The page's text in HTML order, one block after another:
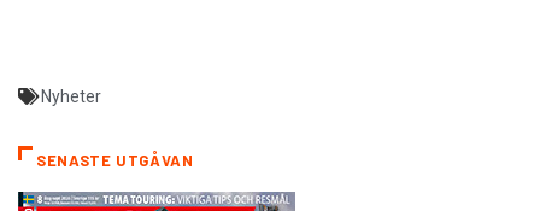
Nyheter
SENASTE UTGÅVAN